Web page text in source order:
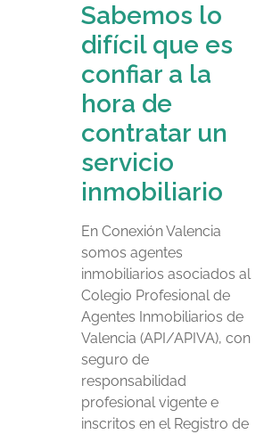
Sabemos lo
difícil que es
confiar a la
hora de
contratar un
servicio
inmobiliario
En Conexión Valencia
somos agentes
inmobiliarios asociados al
Colegio Profesional de
Agentes Inmobiliarios de
Valencia (API/APIVA), con
seguro de
responsabilidad
profesional vigente e
inscritos en el Registro de